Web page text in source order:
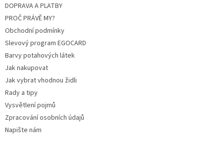
DOPRAVA A PLATBY
PROČ PRÁVĚ MY?
Obchodní podmínky
Slevový program EGOCARD
Barvy potahových látek
Jak nakupovat
Jak vybrat vhodnou židli
Rady a tipy
Vysvětlení pojmů
Zpracování osobních údajů
Napište nám